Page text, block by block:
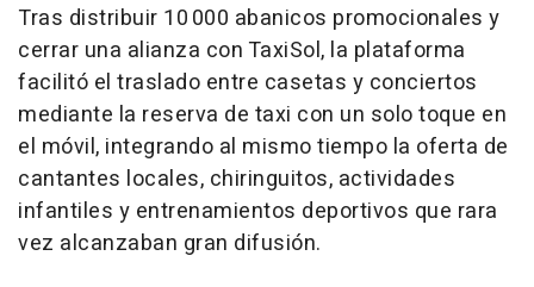
Tras distribuir 10 000 abanicos promocionales y
cerrar una alianza con TaxiSol, la plataforma
facilitó el traslado entre casetas y conciertos
mediante la reserva de taxi con un solo toque en
el móvil, integrando al mismo tiempo la oferta de
cantantes locales, chiringuitos, actividades
infantiles y entrenamientos deportivos que rara
vez alcanzaban gran difusión.